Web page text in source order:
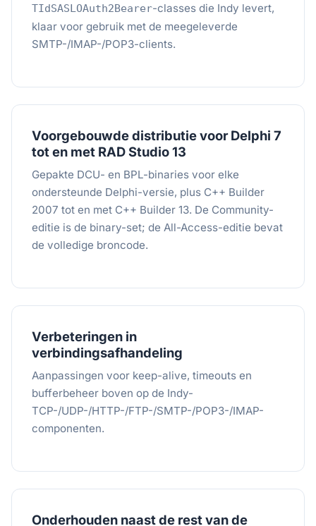
TIdSASLOAuth2Bearer-classes die Indy levert,
klaar voor gebruik met de meegeleverde
SMTP-/IMAP-/POP3-clients.
Voorgebouwde distributie voor Delphi 7
tot en met RAD Studio 13
Gepakte DCU- en BPL-binaries voor elke
ondersteunde Delphi-versie, plus C++ Builder
2007 tot en met C++ Builder 13. De Community-
editie is de binary-set; de All-Access-editie bevat
de volledige broncode.
Verbeteringen in
verbindingsafhandeling
Aanpassingen voor keep-alive, timeouts en
bufferbeheer boven op de Indy-
TCP-/UDP-/HTTP-/FTP-/SMTP-/POP3-/IMAP-
componenten.
Onderhouden naast de rest van de